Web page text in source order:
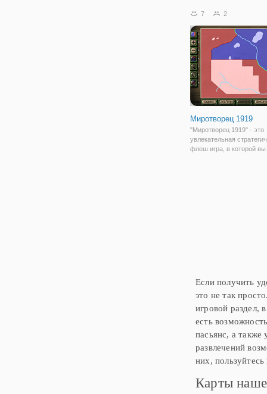
игре, вам придется
представляют собой
действия,
7 2
Миротворец 1919
"Миротворец 1919" - это
увлекательная
флеш игра, в которой
Если получить
это не так
игровой раздел,
есть
пасьянс, а
развлечений
них,
Карты